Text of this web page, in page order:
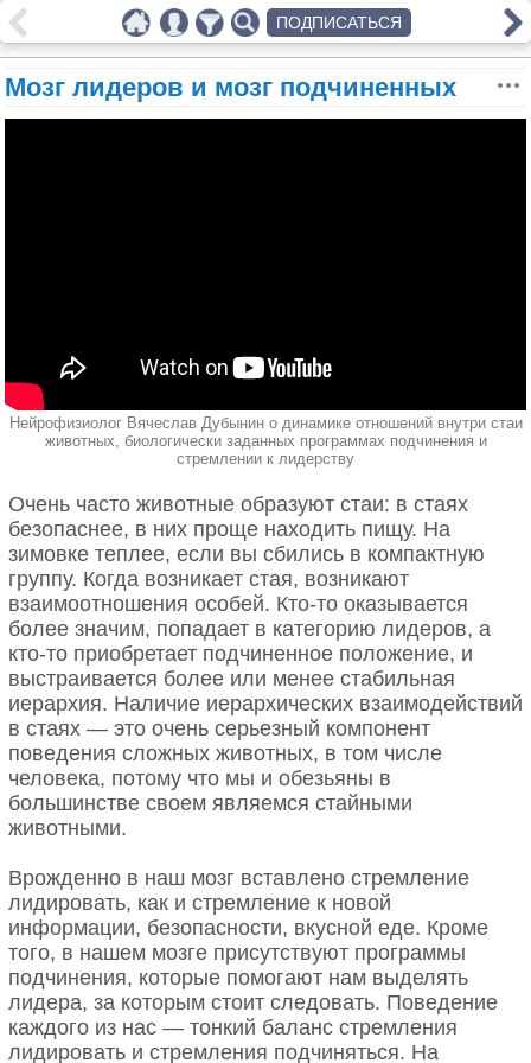
Мозг лидеров и мозг подчиненных
Нейрофизиолог Вячеслав Дубынин о динамике отношений внутри стаи
животных, биологически заданных программах подчинения и
стремлении к лидерству
Очень часто животные образуют стаи: в стаях
безопаснее, в них проще находить пищу. На
зимовке теплее, если вы сбились в компактную
группу. Когда возникает стая, возникают
взаимоотношения особей. Кто-то оказывается
более значим, попадает в категорию лидеров, а
кто-то приобретает подчиненное положение, и
выстраивается более или менее стабильная
иерархия. Наличие иерархических взаимодействий
в стаях — это очень серьезный компонент
поведения сложных животных, в том числе
человека, потому что мы и обезьяны в
большинстве своем являемся стайными
животными.
Врожденно в наш мозг вставлено стремление
лидировать, как и стремление к новой
информации, безопасности, вкусной еде. Кроме
того, в нашем мозге присутствуют программы
подчинения, которые помогают нам выделять
лидера, за которым стоит следовать. Поведение
каждого из нас — тонкий баланс стремления
лидировать и стремления подчиняться. На
ПОДПИСАТЬСЯ